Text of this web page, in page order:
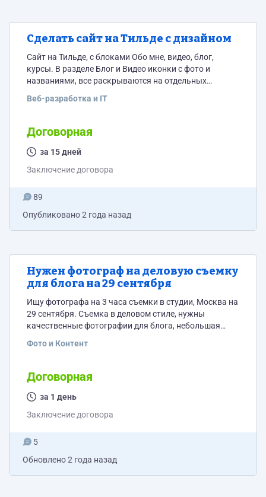
Сделать сайт на Тильде с дизайном
Сайт на Тильде, с блоками Обо мне, видео, блог,
курсы. В разделе Блог и Видео иконки с фото и
названиями, все раскрываются на отдельных
платежную систему подключить.
Веб-разработка и IT
Договорная
за 15 дней
Заключение договора
89
Опубликовано2 года назад
Нужен фотограф на деловую съемку
для блога на 29 сентября
Ищу фотографа на 3 часа съемки в студии, Москва на
29 сентября. Съемка в деловом стиле, нужны
качественные фотографии для блога, небольшая
Фото и Контент
Договорная
за 1 день
Заключение договора
5
Обновлено2 года назад